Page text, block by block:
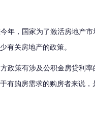
年，国家为了激活房地产
有关房地产的政策。
政策有涉及公积金房贷利
有购房需求的购房者来说